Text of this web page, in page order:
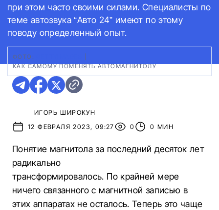
при этом часто своими силами. Специалисты по
теме автозвука “Авто 24” имеют по этому
поводу определенный опыт.
ФОТО:
КАК САМОМУ ПОМЕНЯТЬ АВТОМАГНИТОЛУ
ИГОРЬ ШИРОКУН
12 ФЕВРАЛЯ 2023, 09:27
0 0 МИН
Понятие магнитола за последний десяток лет
радикально
трансформировалось. По крайней мере
ничего связанного с магнитной записью в
этих аппаратах не осталось. Теперь это чаще